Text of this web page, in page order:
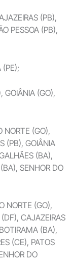
(PB),
PESSOA (PB),
(PE);
GOIÂNIA (GO),
NORTE (GO),
(PB), GOIÂNIA
(BA),
SENHOR DO
NORTE (GO),
CAJAZEIRAS
(BA),
(CE), PATOS
DO